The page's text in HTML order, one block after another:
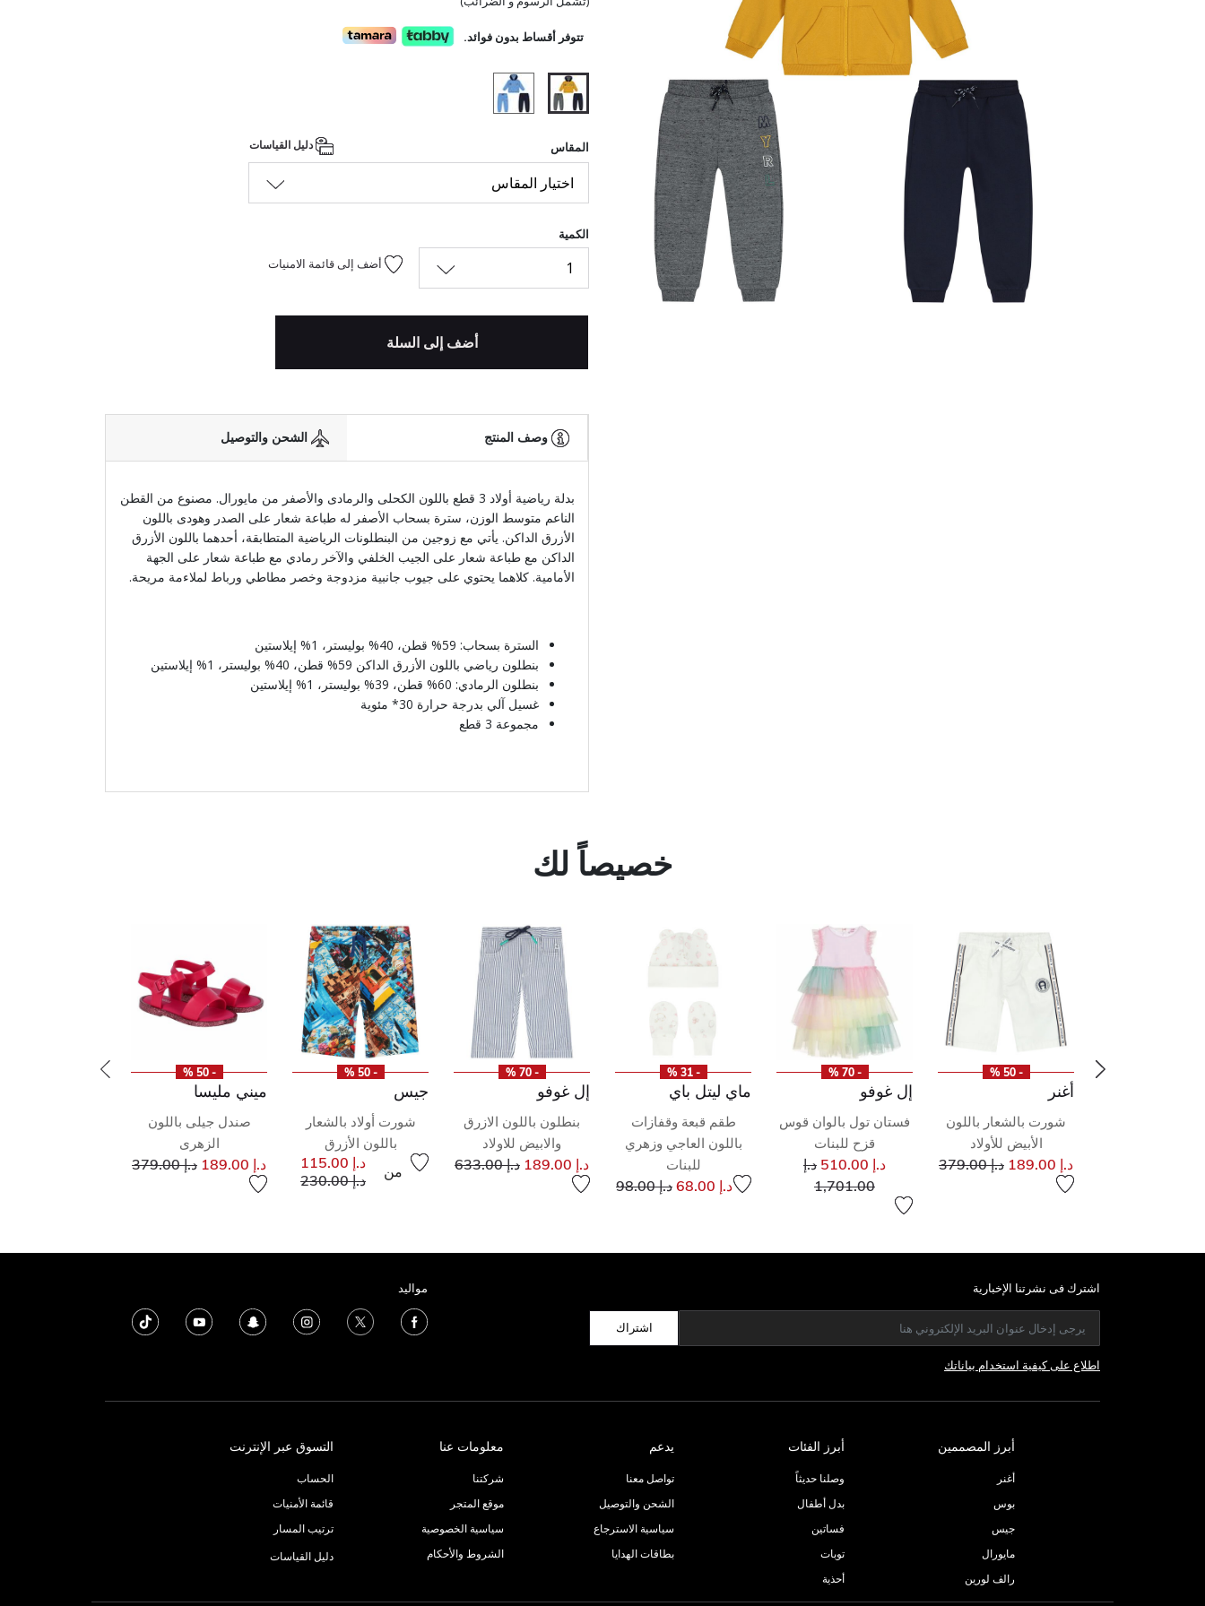
تتوفر أقساط بدون فوائد.
المقاس
اختيار المقاس
الكمية
1 أضف إلى قائمة الامنيات
أضف إلى السلة
وصف المنتج الشحن والتوصيل
بدلة رياضية أولاد 3 قطع باللون الكحلى والرمادى والأصفر من مايورال. مصنوع من القطن
الناعم متوسط الوزن، سترة بسحاب الأصفر له طباعة شعار على الصدر وهودى باللون
الأزرق الداكن. يأتي مع زوجين من البنطلونات الرياضية المتطابقة، أحدهما باللون الأزرق
الداكن مع طباعة شعار على الجيب الخلفي والآخر رمادي مع طباعة شعار على الجهة
الأمامية. كلاهما يحتوي على جيوب جانبية مزدوجة وخصر مطاطي ورباط لملاءمة مريحة.
السترة بسحاب: 59% قطن، 40% بوليستر، 1% إيلاستين
بنطلون رياضي باللون الأزرق الداكن 59% قطن، 40% بوليستر، 1% إيلاستين
بنطلون الرمادي: 60% قطن، 39% بوليستر، 1% إيلاستين
غسيل آلي بدرجة حرارة 30* مئوية
مجموعة 3 قطع
خصيصاً لك
- 50 %
أغنر
شورت بالشعار باللون
الأبيض للأولاد
د.إ 189.00 سعر مخفض من
د.إ 379.00 إلى
- 70 %
إل غوفو
فستان تول بالوان قوس
قزح للبنات
د.إ 510.00 سعر مخفض من
د.إ
1,701.00إلى
- 31 %
ماي ليتل باي
طقم قبعة وقفازات
باللون العاجي وزهري
للبنات
د.إ 68.00 سعر مخفض من
د.إ 98.00 إلى
- 70 %
إل غوفو
بنطلون باللون الازرق
والابيض للاولاد
د.إ 189.00 سعر مخفض من
د.إ 633.00 إلى
- 50 %
جيس
شورت أولاد بالشعار
باللون الأزرق
من
د.إ 115.00
سعر مخفض من
د.إ 230.00 إلى
- 50 %
ميني مليسا
صندل جيلى باللون
الزهرى
د.إ 189.00 سعر مخفض من
د.إ 379.00 إلى
اشترك فى نشرتنا الإخبارية
اشتراك
اطلاع على كيفية استخدام بياناتك
مواليد
أبرز المصممين
أغنر
بوس
جيس
مايورال
رالف لورين
أبرز الفئات
وصلنا حديثاً
بدل أطفال
فساتين
توبات
أحذية
يدعم
تواصل معنا
الشحن والتوصيل
سياسية الاسترجاع
بطاقات الهدايا
معلومات عنا
شركتنا
موقع المتجر
سياسية الخصوصية
الشروط والأحكام
التسوق عبر الإنترنت
الحساب
قائمة الأمنيات
ترتيب المسار
دليل القياسات